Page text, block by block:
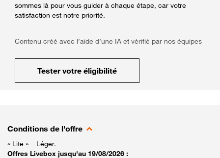
sommes là pour vous guider à chaque étape, car votre
satisfaction est notre priorité.
Contenu créé avec l’aide d’une IA et vérifié par nos équipes
Tester votre éligibilité
Conditions de l'offre
« Lite » = Léger.
Offres Livebox jusqu'au 19/08/2026 :